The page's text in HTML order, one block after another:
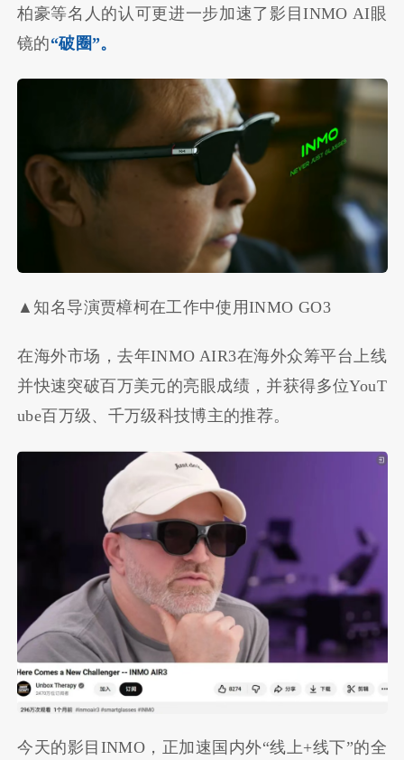
柏豪等名人的认可更进一步加速了影目INMO AI眼
镜的“破圈”。
▲知名导演贾樟柯在工作中使用INMO GO3
在海外市场，去年INMO AIR3在海外众筹平台上线
并快速突破百万美元的亮眼成绩，并获得多位YouT
ube百万级、千万级科技博主的推荐。
今天的影目INMO，正加速国内外“线上+线下”的全